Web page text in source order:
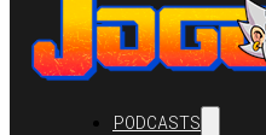
PODCASTS